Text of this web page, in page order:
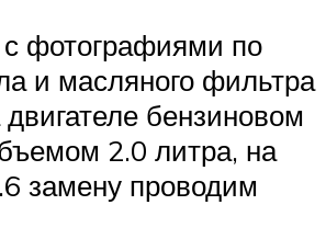
с фотографиями по
и масляного фильтра
бензиновом
2.0 литра, на
замену проводим